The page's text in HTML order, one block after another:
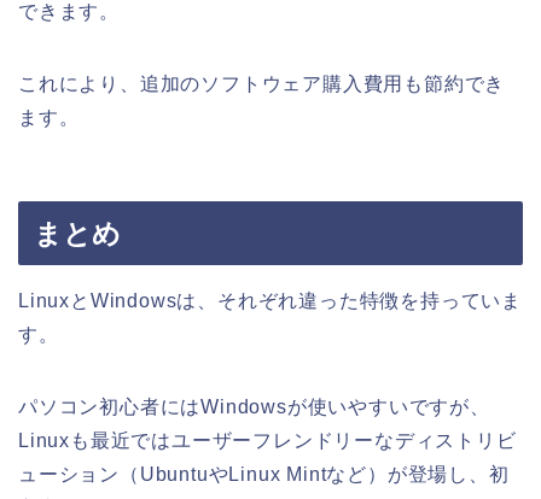
できます。
これにより、追加のソフトウェア購入費用も節約でき
ます。
まとめ
LinuxとWindowsは、それぞれ違った特徴を持っていま
す。
パソコン初心者にはWindowsが使いやすいですが、
Linuxも最近ではユーザーフレンドリーなディストリビ
ューション（UbuntuやLinux Mintなど）が登場し、初